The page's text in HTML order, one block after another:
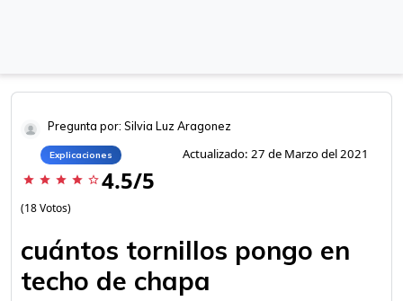
Pregunta por: Silvia Luz Aragonez
Explicaciones Actualizado: 27 de Marzo del 2021
star star star star star_border 4.5/5
(18 Votos)
cuántos tornillos pongo en
techo de chapa